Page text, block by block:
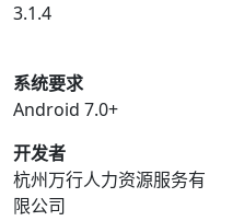
3.1.4
系统要求
Android 7.0+
开发者
杭州万行人力资源服务有
限公司